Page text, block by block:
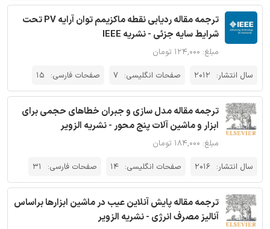
ترجمه مقاله ردیابی نقطه ماکزیمم توان آرایه PV تحت
شرایط سایه جزئی - نشریه IEEE
مبلغ: ۱۲۴,۰۰۰ تومان
سال انتشار: 2012 صفحات انگلیسی: 7 صفحات فارسی: 15
ترجمه مقاله مدل سازی و جبران خطاهای حجمی برای
ابزار و ماشین آلات پنج محور - نشریه الزویر
مبلغ: ۱۸۴,۰۰۰ تومان
سال انتشار: 2016 صفحات انگلیسی: 14 صفحات فارسی: 31
ترجمه مقاله پایش آنلاین عیب در ماشین ابزارها براساس
آنالیز مصرف انرژی - نشریه الزویر